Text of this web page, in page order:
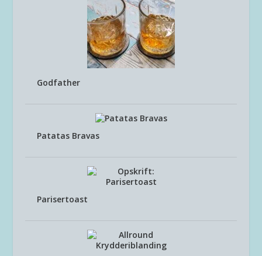
Godfather
Patatas Bravas
Parisertoast